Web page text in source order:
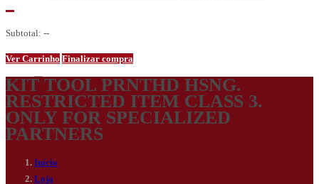
Subtotal: --
Ver Carrinho Finalizar compra
pt
KIT TOOL PRNTHD HSNG.
RESTRICTED ITEM CLASS 3.
ONLY FOR SPECIALIZED
PARTNERS
Início
Loja